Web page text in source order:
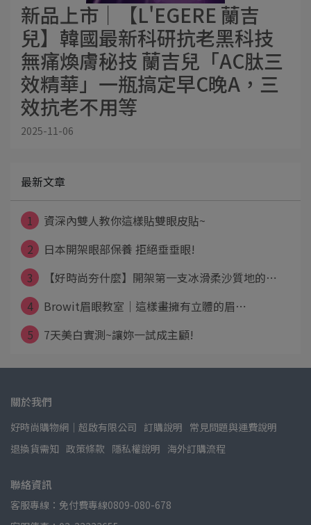
新品上市│【L'EGERE 蘭吉
兒】韓國最新科研抗老黑科技
無痛煥膚秘技 蘭吉兒「AC肽三
效精華」一瓶搞定早C晚A，三
效抗老不用等
2025-11-06
最新文章
1
資深內雙人教你這樣貼雙眼皮貼~
2
日本開架眼部保養 拒絕垂垂眼!
3
【好時尚夯什麼】開架第一支冰滑柔沙質地的⋯
4
Browit眉眼教室｜這樣畫擁有立體的眉⋯
5
7天美白實測~讓妳一試成主顧!
關於我們
好時尚購物網│超啟有限公司 訂購說明 常見問題與運費說明
退換貨需知 政策條款 隱私權說明 海外訂購流程
聯絡資訊
客服專線：免付費專線0809-080-678